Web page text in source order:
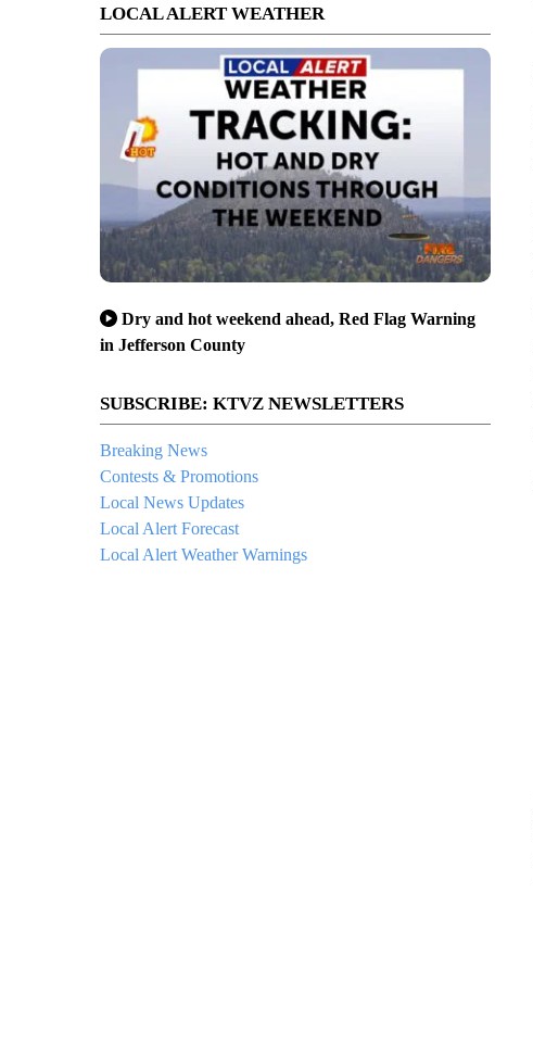
LOCAL ALERT WEATHER
Dry and hot weekend ahead, Red Flag Warning
in Jefferson County
SUBSCRIBE: KTVZ NEWSLETTERS
Breaking News
Contests & Promotions
Local News Updates
Local Alert Forecast
Local Alert Weather Warnings